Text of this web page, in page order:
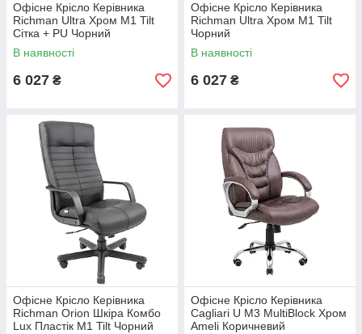
Офісне Крісло Керівника
Richman Ultra Хром М1 Tilt
Сітка + PU Чорний
В наявності
6 027 ₴
Офісне Крісло Керівника
Richman Ultra Хром М1 Tilt
Чорний
В наявності
6 027 ₴
Офісне Крісло Керівника
Richman Orion Шкіра Комбо
Lux Пластік М1 Tilt Чорний
Офісне Крісло Керівника
Cagliari U М3 MultiBlock Хром
Ameli Коричневий